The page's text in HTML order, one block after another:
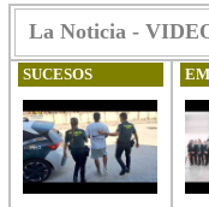
La Noticia -
SUCESOS